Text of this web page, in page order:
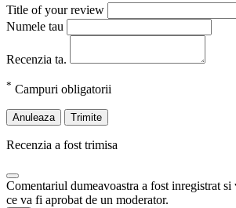
Title of your review
Numele tau
Recenzia ta.
* Campuri obligatorii
Anuleaza Trimite
Recenzia a fost trimisa
Comentariul dumeavoastra a fost inregistrat
ce va fi aprobat de un moderator.